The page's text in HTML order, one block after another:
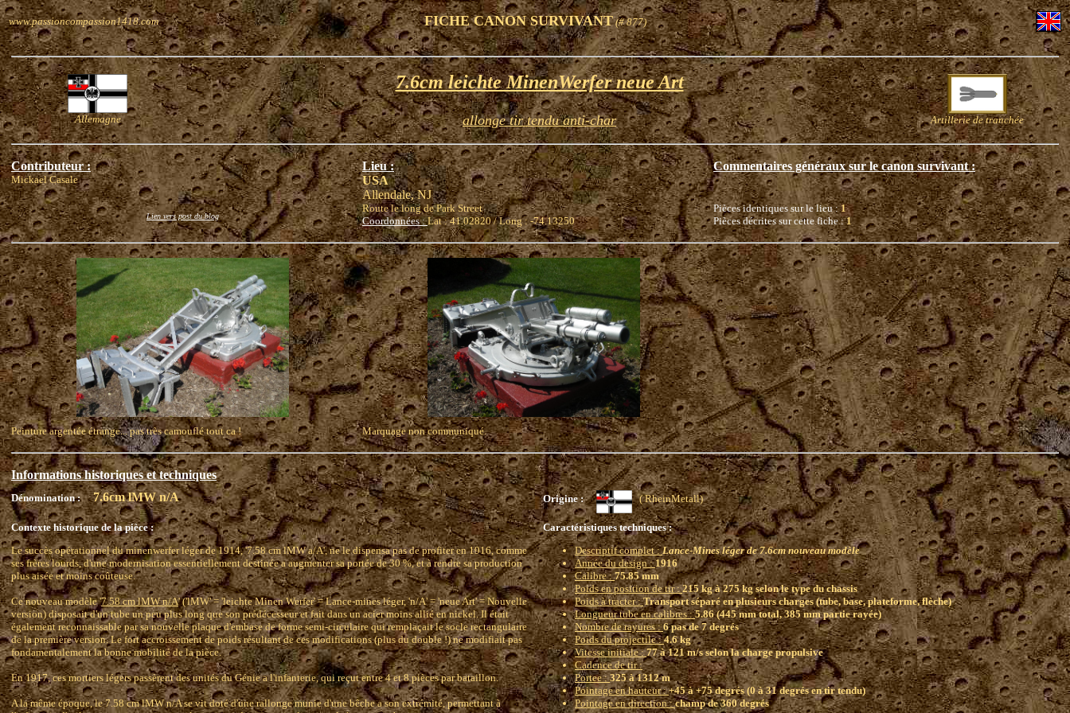
www.passioncompassion1418.com FICHE CANON SURVIVANT(# 877)
Allemagne
7.6cm leichte MinenWerfer neue Art
allonge tir tendu anti-char Artillerie de tranchée
Contributeur :
Mickael Casale
Lien vers post du blog
Lieu :
USA
Allendale, NJ
Route le long de Park Street
Coordonnées :Lat : 41.02820 / Long : -74.13250
Commentaires généraux sur le canon survivant :
Pièces identiques sur le lieu :1
Pièces décrites sur cette fiche :1
Peinture argentée étrange... pas très camouflé tout ca ! Marquage non communiqué.
Informations historiques et techniques
Dénomination : 7.6cm lMW n/A Origine : ( RheinMetall)
Contexte historique de la pièce :
Le succès opérationnel du minenwerfer léger de 1914, '7.58 cm lMW a/A', ne le dispensa pas de profiter en 1916, comme
ses frères lourds, d'une modernisation essentiellement destinée a augmenter sa portée de 30 %, et à rendre sa production
plus aisée et moins coûteuse.
Ce nouveau modèle '7.58 cm lMW n/A' ('lMW' = 'leichte Minen Werfer' = Lance-mines léger, 'n/A' = 'neue Art' = Nouvelle
version) disposait d'un tube un peu plus long que son prédécesseur et fait dans un acier moins allié en nickel. Il était
également reconnaissable par sa nouvelle plaque d'embase de forme semi-circulaire qui remplaçait le socle rectangulaire
de la première version. Le fort accroissement de poids résultant de ces modifications (plus du double !) ne modifiait pas
fondamentalement la bonne mobilité de la pièce.
En 1917, ces mortiers légers passèrent des unités du Génie a l'infanterie, qui reçut entre 4 et 8 pièces par bataillon.
A la même époque, le 7.58 cm lMW n/A se vit doté d'une rallonge munie d'une bêche a son extrémité, permettant à
Caractéristiques techniques :
Descriptif complet :Lance-Mines léger de 7.6cm nouveau modèle
Année du design :1916
Calibre :75.85 mm
Poids en position de tir :215 kg à 275 kg selon le type du chassis
Poids à tracter :Transport séparé en plusieurs charges (tube, base, plateforme, flèche)
Longueur tube en calibres :5.86 (445 mm total, 385 mm partie rayée)
Nombre de rayures :6 pas de 7 degrés
Poids du projectile :4.6 kg
Vitesse initiale :77 à 121 m/s selon la charge propulsive
Cadence de tir :
Portee :325 à 1312 m
Pointage en hauteur :+45 à +75 degrés (0 à 31 degrés en tir tendu)
Pointage en direction :champ de 360 degrés